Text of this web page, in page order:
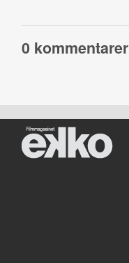
0 kommentarer